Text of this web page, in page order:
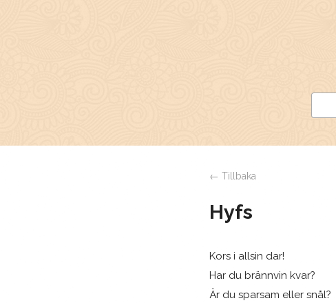
← Tillbaka
Hyfs
Kors i allsin dar!
Har du brännvin kvar?
Är du sparsam eller snål?